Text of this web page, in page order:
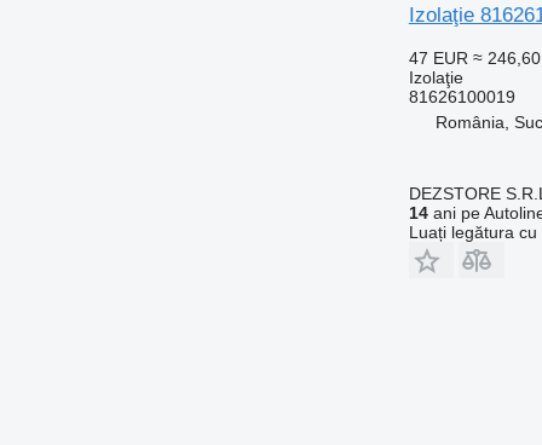
Izolaţie
47 EUR ≈
Izolaţie
81626100019
România,
DEZSTORE S.R.L.
14ani pe
Luați legătura